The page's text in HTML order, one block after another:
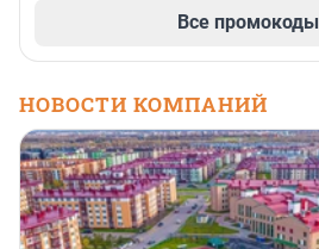
Все промокоды
НОВОСТИ КОМПАНИЙ